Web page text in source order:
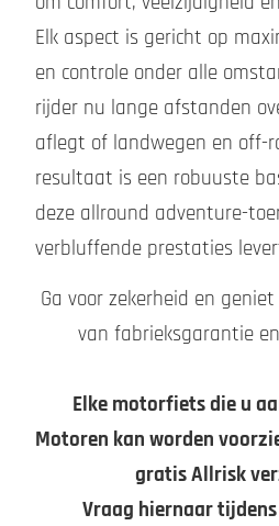
Elk aspect is gericht op
en controle onder alle
rijder nu lange afstanden
aflegt of landwegen en off-
resultaat is een robuuste
deze allround adventure-
verbluffende prestaties
Ga voor zekerheid en
van fabrieksgarantie
Elke motorfiets die u
Motoren kan worden
gratis Allrisk
Vraag hiernaar